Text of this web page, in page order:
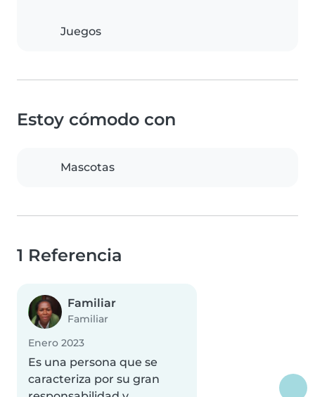
Juegos
Estoy cómodo con
Mascotas
1 Referencia
Familiar
Familiar
Enero 2023
Es una persona que se
caracteriza por su gran